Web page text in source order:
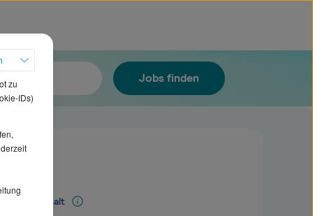
Jobs finden
Mediangehalt
zu
IDs)